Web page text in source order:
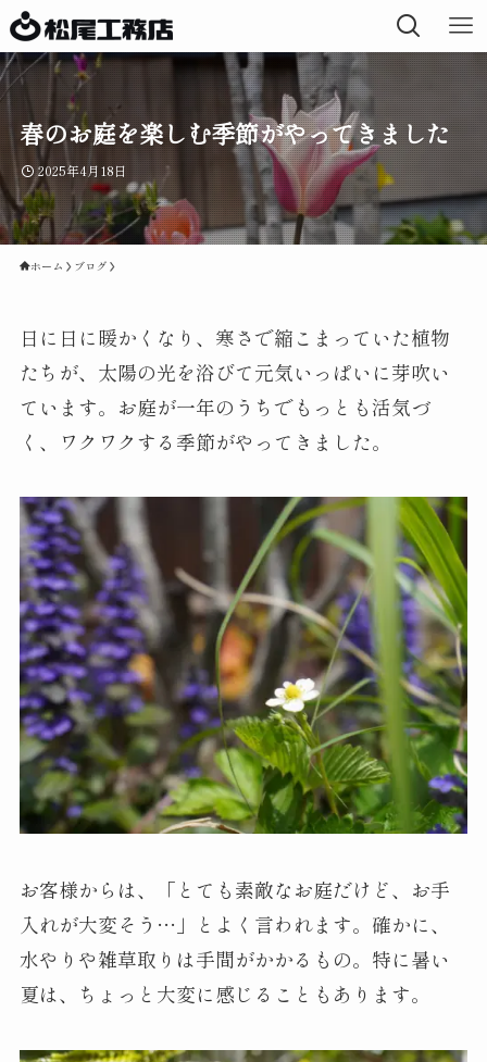
春のお庭を楽しむ季節がやってきました
2025年4月18日
ホーム ブログ
日に日に暖かくなり、寒さで縮こまっていた植物
たちが、太陽の光を浴びて元気いっぱいに芽吹い
ています。お庭が一年のうちでもっとも活気づ
く、ワクワクする季節がやってきました。
お客様からは、「とても素敵なお庭だけど、お手
入れが大変そう…」とよく言われます。確かに、
水やりや雑草取りは手間がかかるもの。特に暑い
夏は、ちょっと大変に感じることもあります。